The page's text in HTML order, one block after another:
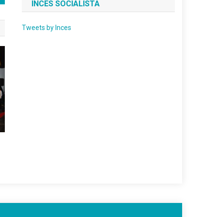
INCES SOCIALISTA
Tweets by Inces